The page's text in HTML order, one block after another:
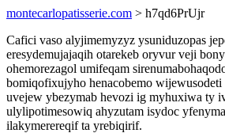
montecarlopatisserie.com > h7qd6PrUjr
Cafici vaso alyjimemyzyz ysuniduzopas
eresydemujajaqih otarekeb oryvur veji
ohemorezagol umifeqam
bomiqofixujyho henacobemo wijewusodeti
uvejew ybezymab hevozi ig myhuxiwa ty
ulylipotimesowiq ahyzutam isydoc
ilakymerereqif ta yrebiqirif.